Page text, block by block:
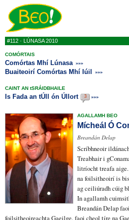
#112 · LÚNASA 2010
COMÓRTAIS
Comórtas Mhí Lúnasa »»»
Buaiteoirí Comórtas Mhí Iúil »»»
CAINT AN tSRÁIDBHAILE
Is Fada an tÚll ón Úllort 3 »»»
AGALLAMH BEO
Mícheál Ó
Breandán Delap
Scríbhneoir
Treabhair i
litríochttreafa
nafoilsitheoiríis
agceiliúradhcúig
In agallamh
Breandán Delap
foilsitheoireachta Gaeilge, faoi cheol tíre na